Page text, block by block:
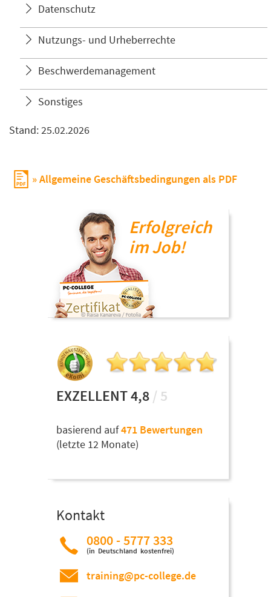
Datenschutz
Nutzungs- und Urheberrechte
Beschwerdemanagement
Sonstiges
Stand: 25.02.2026
Allgemeine Geschäftsbedingungen als PDF
Erfolgreich
im Job!
EXZELLENT 4,8 / 5
basierend auf471 Bewertungen
(letzte 12 Monate)
Kontakt
0800 - 5777 333
(in Deutschland kostenfrei)
training@pc-college.de